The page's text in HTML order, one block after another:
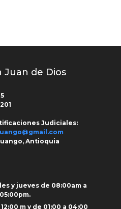
Juan de Dios
Judiciales:
Antioquia
y jueves de 08:00am a
m y de 01:00 a 04:00